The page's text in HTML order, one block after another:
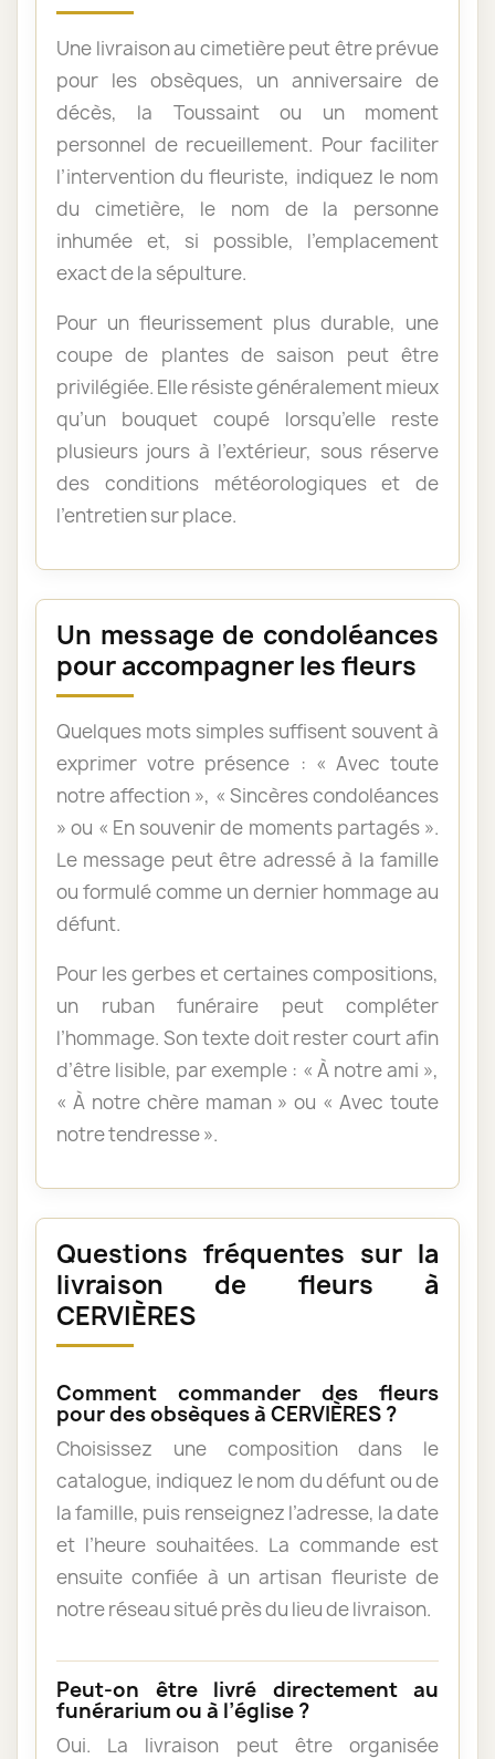
Une livraison au cimetière peut être prévue
pour les obsèques, un anniversaire de
décès, la Toussaint ou un moment
personnel de recueillement. Pour faciliter
l’intervention du fleuriste, indiquez le nom
du cimetière, le nom de la personne
inhumée et, si possible, l’emplacement
exact de la sépulture.
Pour un fleurissement plus durable, une
coupe de plantes de saison peut être
privilégiée. Elle résiste généralement mieux
qu’un bouquet coupé lorsqu’elle reste
plusieurs jours à l’extérieur, sous réserve
des conditions météorologiques et de
l’entretien sur place.
Un message de condoléances
pour accompagner les fleurs
Quelques mots simples suffisent souvent à
exprimer votre présence : « Avec toute
notre affection », « Sincères condoléances
» ou « En souvenir de moments partagés ».
Le message peut être adressé à la famille
ou formulé comme un dernier hommage au
défunt.
Pour les gerbes et certaines compositions,
un ruban funéraire peut compléter
l’hommage. Son texte doit rester court afin
d’être lisible, par exemple : « À notre ami »,
« À notre chère maman » ou « Avec toute
notre tendresse ».
Questions fréquentes sur la
livraison de fleurs à
CERVIÈRES
Comment commander des fleurs
pour des obsèques à CERVIÈRES ?
Choisissez une composition dans le
catalogue, indiquez le nom du défunt ou de
la famille, puis renseignez l’adresse, la date
et l’heure souhaitées. La commande est
ensuite confiée à un artisan fleuriste de
notre réseau situé près du lieu de livraison.
Peut-on être livré directement au
funérarium ou à l’église ?
Oui. La livraison peut être organisée